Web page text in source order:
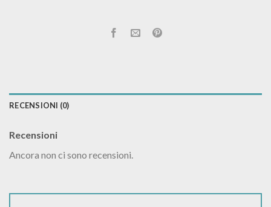
RECENSIONI (0)
Recensioni
Ancora non ci sono recensioni.